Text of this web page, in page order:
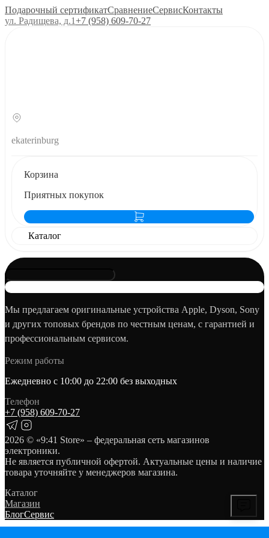
Подарочный сертификатСравнениеСервисКонтакты
ул. Радищева, д.1+7 (958) 609‑70‑27
ekaterinburg
Корзина
Приятных покупок
Каталог
Мы предлагаем оригинальные устройства Apple, Dyson, Sony
и других топовых брендов по честным ценам, с гарантией и
профессиональным сервисом.
Режим работы
Ежедневно с 10:00 до 22:00 без выходных
Телефон
+7 (958) 609‑70‑27
2026 © «9:41 Store» – федеральная сеть магазинов
электроники.
Не является публичной офертой. Актуальные цены и наличие
товара уточняйте у менеджеров магазина.
Каталог
Магазин
БлогСервис